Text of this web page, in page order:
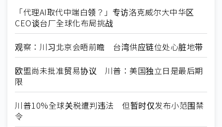
「代理AI取代中端白领？」专访洛克威尔大中华区
CEO谈台厂全球化布局挑战
观察：川习北京会晤前瞻 台湾供应链位处心脏地带
欧盟尚未批准贸易协议 川普：美国独立日是最后期
限
川普10%全球关税遭判违法 但暂时仅发布小范围禁
令